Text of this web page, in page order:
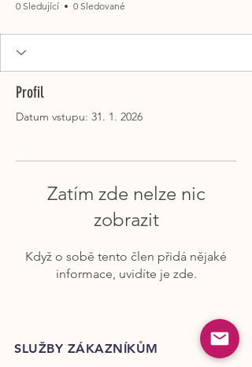
0 Sledující 0 Sledované
Profil
Datum vstupu: 31. 1. 2026
Zatím zde nelze nic
zobrazit
Když o sobě tento člen přidá nějaké
informace, uvidíte je zde.
SLUŽBY ZÁKAZNÍKŮM